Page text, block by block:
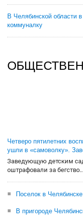
В Челябинской области
коммуналку
Четверо пятилетних
ушли в «самоволку».
Заведующую детским
оштрафовали за
Поселок в
В пригороде